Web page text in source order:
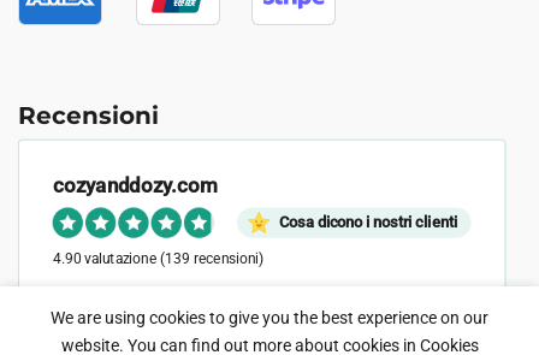
Recensioni
cozyanddozy.com
Cosa dicono i nostri clienti
4.90 valutazione (139 recensioni)
We are using cookies to give you the best experience on our
website. You can find out more about cookies in Cookies